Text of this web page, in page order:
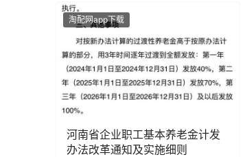
淘配网app下载
河南省企业职工基本养老金计发
办法改革通知及实施细则